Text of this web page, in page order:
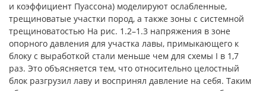
и коэффициент Пуассона) моделируют ослабленные,
трещиноватые участки пород, а также зоны с системной
трещиноватостью На рис. 1.2–1.3 напряжения в зоне
опорного давления для участка лавы, примыкающего к
блоку с выработкой стали меньше чем для схемы I в 1,7
раз. Это объясняется тем, что относительно целостный
блок разгрузил лаву и воспринял давление на себя. Таким